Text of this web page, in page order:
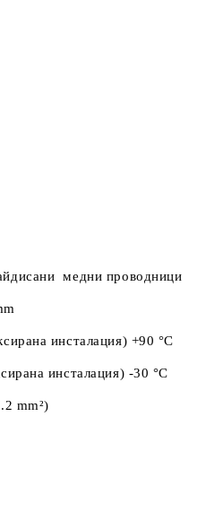
медни проводници
инсталация) +90 °C
инсталация) -30 °C
mm²)